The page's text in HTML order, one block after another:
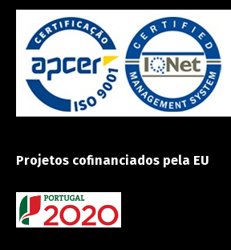
Projetos cofinanciados pela EU